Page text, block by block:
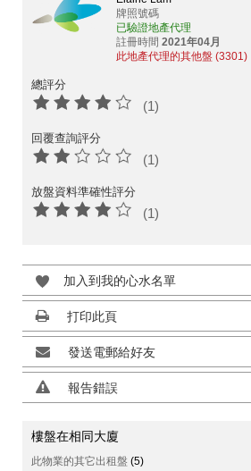
牌照號碼
已驗證地產代理
註冊時間 2021年04月
此地產代理的其他盤 (3301)
總評分
(1)
回覆查詢評分
(1)
放盤資料準確性評分
(1)
加入到我的心水名單
打印此頁
發送電郵給好友
報告錯誤
樓盤在相同大廈
此物業的其它出租盤 (5)